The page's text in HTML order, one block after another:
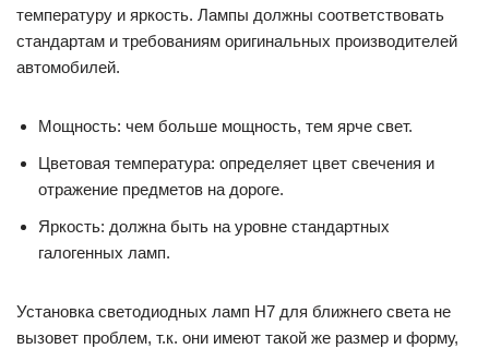
температуру и яркость. Лампы должны соответствовать
стандартам и требованиям оригинальных производителей
автомобилей.
Мощность: чем больше мощность, тем ярче свет.
Цветовая температура: определяет цвет свечения и
отражение предметов на дороге.
Яркость: должна быть на уровне стандартных
галогенных ламп.
Установка светодиодных ламп H7 для ближнего света не
вызовет проблем, т.к. они имеют такой же размер и форму,